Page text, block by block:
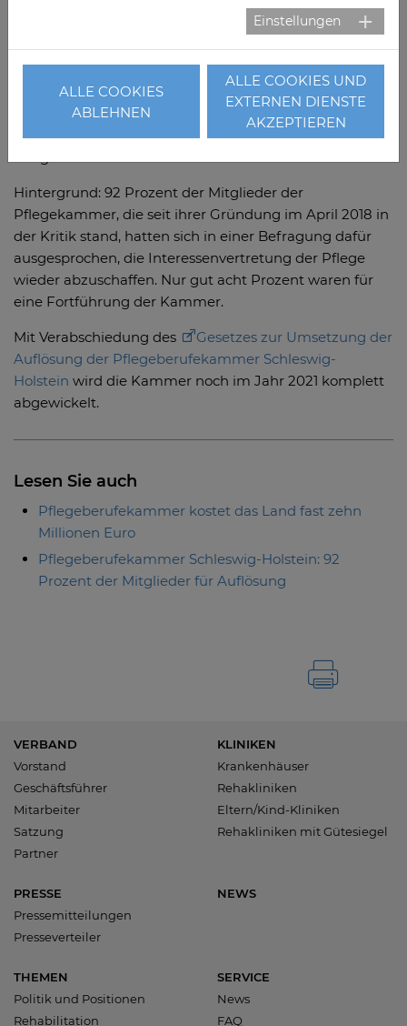
Rathje-Hoffmann kritisierte zudem, dass die Kammer
mit sich selbst und dem Aufbau von neuer Bürokratie
beschäftigt gewesen sei. Der größte Wunsch der
Fachkräfte nach einer besseren Bezahlung und nach
besseren Arbeitsbedingungen hätte durch die
Hintergrund: 92 Prozent der Mitglieder der
Pflegekammer, die seit ihrer Gründung im April 2018 in
der Kritik stand, hatten sich in einer Befragung dafür
ausgesprochen, die Interessenvertretung der Pflege
wieder abzuschaffen. Nur gut acht Prozent waren für
eine Fortführung der Kammer.
Mit Verabschiedung des
Gesetzes zur Umsetzung der
Auflösung der Pflegeberufekammer Schleswig-
Holstein wird die Kammer noch im Jahr 2021 komplett
abgewickelt.
Lesen Sie auch
Pflegeberufekammer kostet das Land fast zehn
Millionen Euro
Pflegeberufekammer Schleswig-Holstein: 92
Prozent der Mitglieder für Auflösung
VERBAND
Vorstand
Geschäftsführer
Mitarbeiter
Satzung
Partner
KLINIKEN
Krankenhäuser
Rehakliniken
Eltern/Kind-Kliniken
Rehakliniken mit Gütesiegel
PRESSE
Pressemitteilungen
Presseverteiler
NEWS
THEMEN
Politik und Positionen
Rehabilitation
SERVICE
News
FAQ
Einstellungen
ALLE COOKIES
ABLEHNEN
ALLE COOKIES UND
EXTERNEN DIENSTE
AKZEPTIEREN